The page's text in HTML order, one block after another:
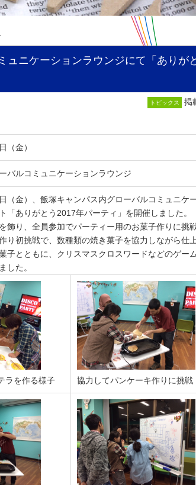
ました。
ュニケーションラウンジにて「ありが
トピックス 掲
（金）
ルコミュニケーションラウンジ
（金）、飯塚キャンパス内グローバルコミュニケ
「ありがとう2017年パーティ」を開催しました。
飾り、全員参加でパーティー用のお菓子作りに挑
り初挑戦で、数種類の焼き菓子を協力しながら仕
子とともに、クリスマスクロスワードなどのゲー
した。
ラを作る様子 協力してパンケーキ作りに挑戦